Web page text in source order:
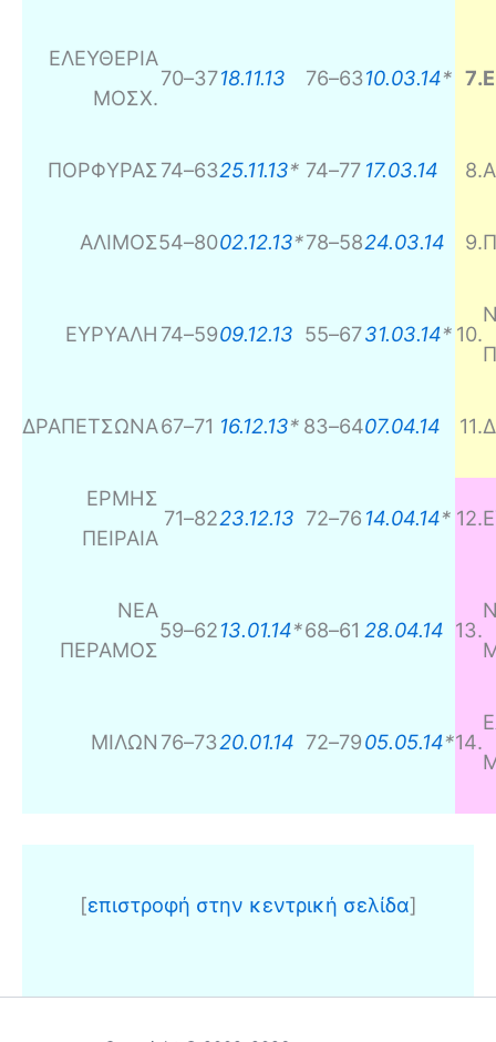
ΕΛΕΥΘΕΡΙΑ
ΜΟΣΧ.
70–3718.11.13 76–6310.03.14* 7.
ΠΟΡΦΥΡΑΣ 74–6325.11.13* 74–77 17.03.14 8.
ΑΛΙΜΟΣ54–8002.12.13*78–5824.03.14 9.
ΕΥΡΥΑΛΗ 74–5909.12.13 55–6731.03.14* 10.
ΔΡΑΠΕΤΣΩΝΑ67–71 16.12.13* 83–6407.04.14 11.
ΕΡΜΗΣ
ΠΕΙΡΑΙΑ
71–8223.12.13 72–76 14.04.14* 12.
ΝΕΑ
ΠΕΡΑΜΟΣ
59–6213.01.14*68–61 28.04.14 13.
ΜΙΛΩΝ 76–7320.01.14 72–7905.05.14*14.
[επιστροφή στην κεντρική σελίδα]